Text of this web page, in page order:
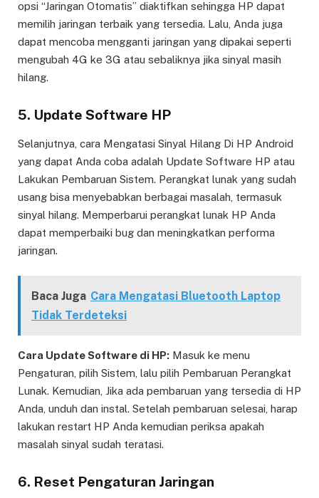
opsi “Jaringan Otomatis” diaktifkan sehingga HP dapat
memilih jaringan terbaik yang tersedia. Lalu, Anda juga
dapat mencoba mengganti jaringan yang dipakai seperti
mengubah 4G ke 3G atau sebaliknya jika sinyal masih
hilang.
5. Update Software HP
Selanjutnya, cara Mengatasi Sinyal Hilang Di HP Android
yang dapat Anda coba adalah Update Software HP atau
Lakukan Pembaruan Sistem. Perangkat lunak yang sudah
usang bisa menyebabkan berbagai masalah, termasuk
sinyal hilang. Memperbarui perangkat lunak HP Anda
dapat memperbaiki bug dan meningkatkan performa
jaringan.
Baca Juga Cara Mengatasi Bluetooth Laptop
Tidak Terdeteksi
Cara Update Software di HP: Masuk ke menu
Pengaturan, pilih Sistem, lalu pilih Pembaruan Perangkat
Lunak. Kemudian, Jika ada pembaruan yang tersedia di HP
Anda, unduh dan instal. Setelah pembaruan selesai, harap
lakukan restart HP Anda kemudian periksa apakah
masalah sinyal sudah teratasi.
6. Reset Pengaturan Jaringan